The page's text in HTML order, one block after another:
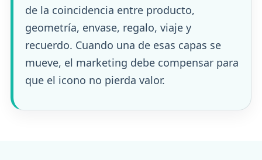
de la coincidencia entre producto,
geometría, envase, regalo, viaje y
recuerdo. Cuando una de esas capas se
mueve, el marketing debe compensar para
que el icono no pierda valor.